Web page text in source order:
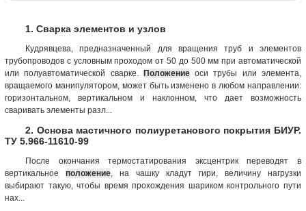
1. Сварка элементов и узлов
Кудрявцева, предназначенный для вращения труб и элементов
трубопроводов с условным проходом от 50 до 500 мм при автоматической
или полуавтоматической сварке. Положениеоси трубы или элемента,
вращаемого манипулятором, может быть изменено в любом направлении:
горизонтальном, вертикальном и наклонном, что дает возможность
сваривать элементы разл...
2. Основа мастичного полиуретанового покрытия БИУР.
ТУ 5.966-11610-99
После окончания термостатирования эксцентрик переводят в
вертикальное положение , на чашку кладут гири, величину нагрузки
выбирают такую, чтобы время прохождения шариком контрольного пути
нах...